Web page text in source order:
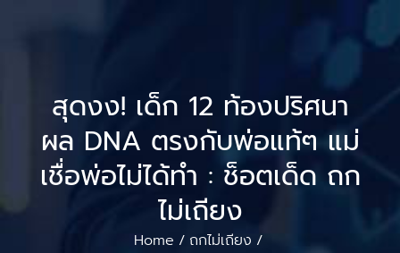
สุดงง! เด็ก 12 ท้องปริศนา
ผล DNA ตรงกับพ่อแท้ๆ แม่
เชื่อพ่อไม่ได้ทำ : ช็อตเด็ด ถก
ไม่เถียง
Home / ถกไม่เถียง /